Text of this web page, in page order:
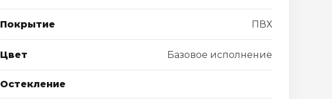
Покрытие ПВХ
Цвет Базовое исполнение
Остекление